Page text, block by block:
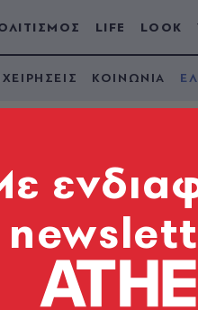
LIFE LOOK
ΚΟΙΝΩΝΙΑ
πέθανε